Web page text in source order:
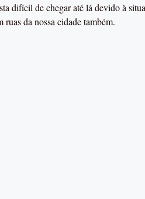
difícil de chegar até lá devido à
ruas da nossa cidade também.